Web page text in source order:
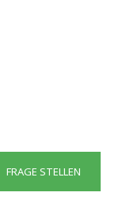
FRAGE STELLEN